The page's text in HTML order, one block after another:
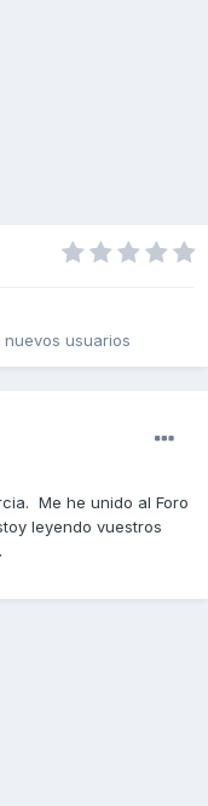
usuarios
Me he unido al Foro
leyendo vuestros